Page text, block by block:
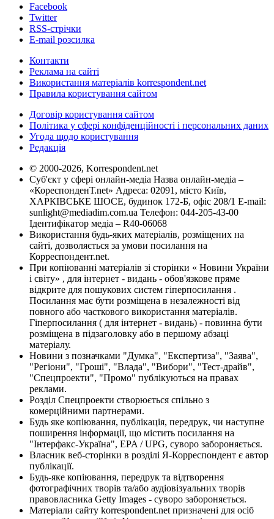
Facebook
Twitter
RSS-стрічки
E-mail розсилка
Контакти
Реклама на сайті
Використання матеріалів korrespondent.net
Правила користування сайтом
Договір користування сайтом
Політика у сфері конфіденційності і персональних даних
Угода щодо користування
Редакція
© 2000-2026, Korrespondent.net
Суб'єкт у сфері онлайн-медіа Назва онлайн-медіа –
«КореспонденТ.net» Адреса: 02091, місто Київ,
ХАРКІВСЬКЕ ШОСЕ, будинок 172-Б, офіс 208/1 E-mail:
sunlight@mediadim.com.ua Телефон: 044-205-43-00
Ідентифікатор медіа – R40-06068
Використання будь-яких матеріалів, розміщених на
сайті, дозволяється за умови посилання на
Корреспондент.net.
При копіюванні матеріалів зі сторінки « Новини України
і світу» , для інтернет - видань - обов'язкове пряме
відкрите для пошукових систем гіперпосилання .
Посилання має бути розміщена в незалежності від
повного або часткового використання матеріалів.
Гіперпосилання ( для інтернет - видань) - повинна бути
розміщена в підзаголовку або в першому абзаці
матеріалу.
Новини з позначками "Думка", "Експертиза", "Заява",
"Регіони", "Гроші", "Влада", "Вибори", "Тест-драйв",
"Спецпроекти", "Промо" публікуються на правах
реклами.
Розділ Спецпроекти створюється спільно з
комерційними партнерами.
Будь яке копіювання, публікація, передрук, чи наступне
поширення інформації, що містить посилання на
"Інтерфакс-Україна", EPA / UPG, суворо забороняється.
Власник веб-сторінки в розділі Я-Корреспондент є автор
публікації.
Будь-яке копіювання, передрук та відтворення
фотографічних творів та/або аудіовізуальних творів
правовласника Getty Images - суворо забороняється.
Матеріали сайту korrespondent.net призначені для осіб